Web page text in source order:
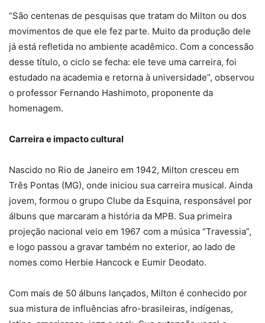
“São centenas de pesquisas que tratam do Milton ou dos
movimentos de que ele fez parte. Muito da produção dele
já está refletida no ambiente acadêmico. Com a concessão
desse título, o ciclo se fecha: ele teve uma carreira, foi
estudado na academia e retorna à universidade”, observou
o professor Fernando Hashimoto, proponente da
homenagem.
Carreira e impacto cultural
Nascido no Rio de Janeiro em 1942, Milton cresceu em
Três Pontas (MG), onde iniciou sua carreira musical. Ainda
jovem, formou o grupo Clube da Esquina, responsável por
álbuns que marcaram a história da MPB. Sua primeira
projeção nacional veio em 1967 com a música “Travessia”,
e logo passou a gravar também no exterior, ao lado de
nomes como Herbie Hancock e Eumir Deodato.
Com mais de 50 álbuns lançados, Milton é conhecido por
sua mistura de influências afro-brasileiras, indígenas,